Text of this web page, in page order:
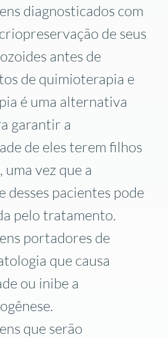
diagnosticados com
de seus
antes de
de quimioterapia e
é uma alternativa
garantir a
de eles terem filhos
vez que a
desses pacientes pode
pelo tratamento.
portadores de
que causa
ou inibe a
que serão